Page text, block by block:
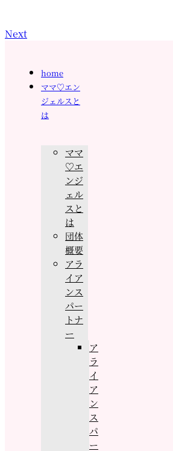
Next
home
ママ♡エン
ジェルスと
は
ママ
♡エ
ンジ
ェル
スと
は
団体
概要
アラ
イア
ンス
パー
トナ
ー
ア
ラ
イ
ア
ン
ス
パ
ー